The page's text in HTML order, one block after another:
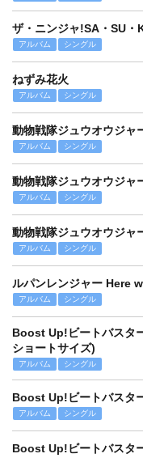
ザ・ニンジャ!SA・SU・
アルバム シングル
ねずみ花火
アルバム シングル
動物戦隊ジュウオウジャ
アルバム シングル
動物戦隊ジュウオウジャ
アルバム シングル
動物戦隊ジュウオウジャ
アルバム シングル
ルパンレンジャー Here
アルバム シングル
Boost Up!ビートバスタ
ショートサイズ)
アルバム シングル
Boost Up!ビートバスタ
アルバム シングル
Boost Up!ビートバスタ